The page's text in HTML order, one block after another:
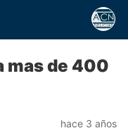
mas de 400
hace 3 años